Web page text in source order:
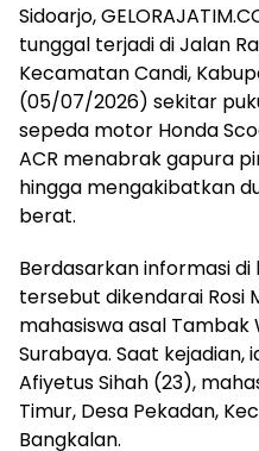
Sidoarjo,
tunggal terjadi di Jalan
Kecamatan Candi,
(05/07/2026) sekitar
sepeda motor Honda
ACR menabrak gapura
hingga mengakibatkan
berat.
Berdasarkan informasi
tersebut dikendarai Rosi
mahasiswa asal Tambak
Surabaya. Saat
Afiyetus Sihah (23),
Timur, Desa Pekadan,
Bangkalan.